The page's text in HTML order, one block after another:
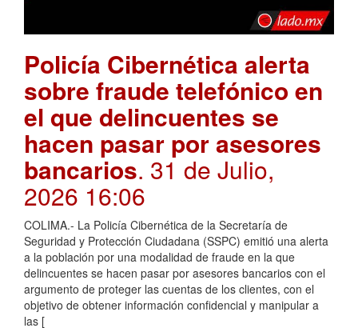
Policía Cibernética alerta
sobre fraude telefónico en
el que delincuentes se
hacen pasar por asesores
bancarios. 31 de Julio,
2026 16:06
COLIMA.- La Policía Cibernética de la Secretaría de
Seguridad y Protección Ciudadana (SSPC) emitió una alerta
a la población por una modalidad de fraude en la que
delincuentes se hacen pasar por asesores bancarios con el
argumento de proteger las cuentas de los clientes, con el
objetivo de obtener información confidencial y manipular a
las [